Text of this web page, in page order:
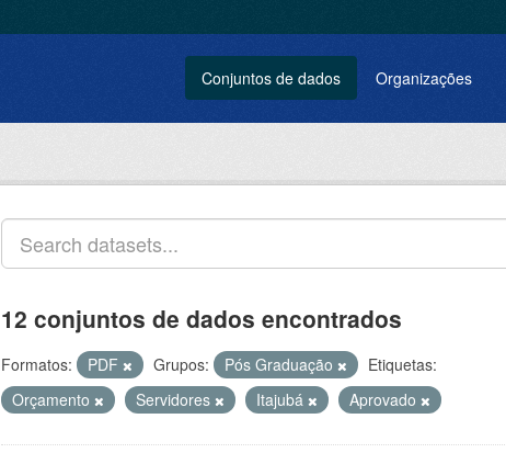
Conjuntos de dados Organizações
12 conjuntos de dados encontrados
Formatos: PDF Grupos: Pós Graduação
Etiquetas:
Orçamento
Servidores Itajubá Aprovado